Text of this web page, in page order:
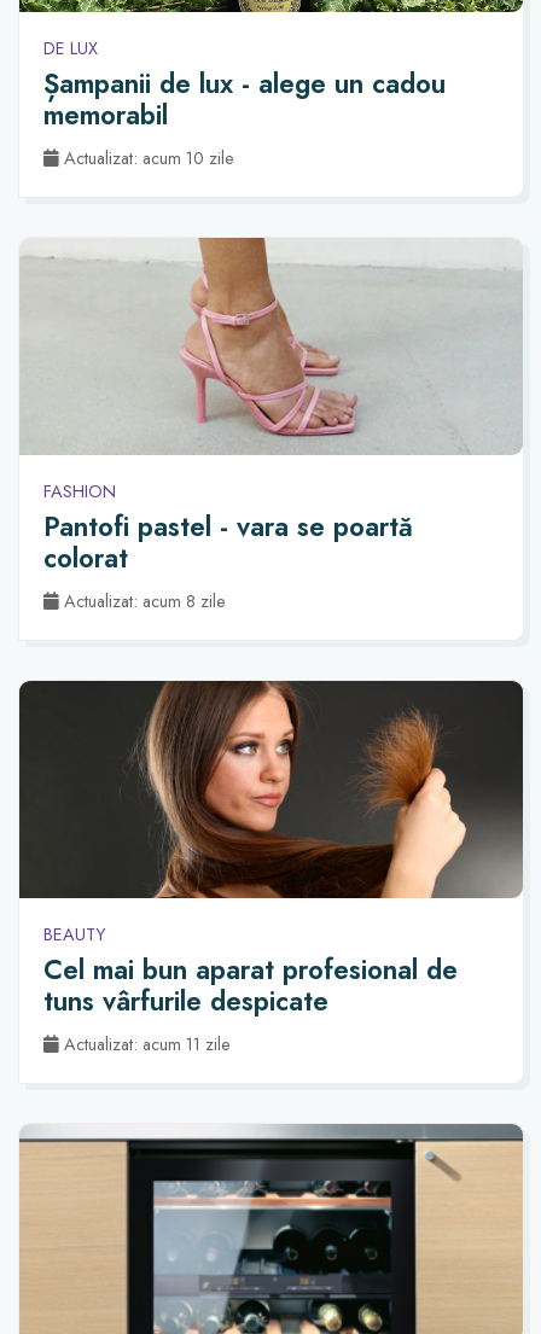
DE LUX
Șampanii de lux - alege un cadou
memorabil
Actualizat: acum 10 zile
FASHION
Pantofi pastel - vara se poartă
colorat
Actualizat: acum 8 zile
BEAUTY
Cel mai bun aparat profesional de
tuns vârfurile despicate
Actualizat: acum 11 zile